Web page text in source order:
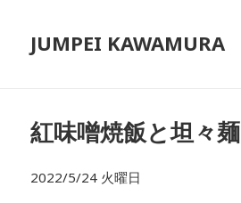
JUMPEI KAWAMURA
紅味噌焼飯と坦々麺
2022/5/24 火曜日